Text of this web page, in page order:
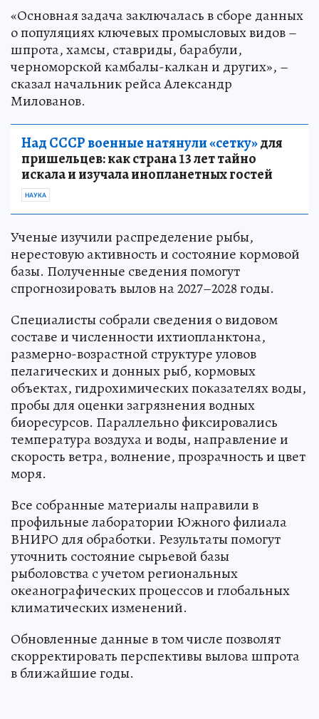
«Основная задача заключалась в сборе данных
о популяциях ключевых промысловых видов –
шпрота, хамсы, ставриды, барабули,
черноморской камбалы-калкан и других», –
сказал начальник рейса Александр
Милованов.
Над СССР военные натянули «сетку»для
пришельцев: как страна 13 лет тайно
искала и изучала инопланетных гостей
НАУКА
Ученые изучили распределение рыбы,
нерестовую активность и состояние кормовой
базы. Полученные сведения помогут
спрогнозировать вылов на 2027–2028 годы.
Специалисты собрали сведения о видовом
составе и численности ихтиопланктона,
размерно-возрастной структуре уловов
пелагических и донных рыб, кормовых
объектах, гидрохимических показателях воды,
пробы для оценки загрязнения водных
биоресурсов. Параллельно фиксировались
температура воздуха и воды, направление и
скорость ветра, волнение, прозрачность и цвет
моря.
Все собранные материалы направили в
профильные лаборатории Южного филиала
ВНИРО для обработки. Результаты помогут
уточнить состояние сырьевой базы
рыболовства с учетом региональных
океанографических процессов и глобальных
климатических изменений.
Обновленные данные в том числе позволят
скорректировать перспективы вылова шпрота
в ближайшие годы.